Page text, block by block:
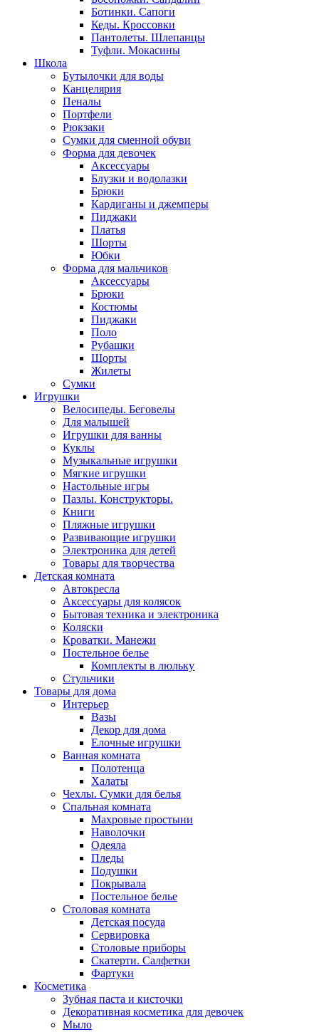
Ботинки. Сапоги
Кеды. Кроссовки
Пантолеты. Шлепанцы
Туфли. Мокасины
Школа
Бутылочки для воды
Канцелярия
Пеналы
Портфели
Рюкзаки
Сумки для сменной обуви
Форма для девочек
Аксессуары
Блузки и водолазки
Брюки
Кардиганы и джемперы
Пиджаки
Платья
Шорты
Юбки
Форма для мальчиков
Аксессуары
Брюки
Костюмы
Пиджаки
Поло
Рубашки
Шорты
Жилеты
Сумки
Игрушки
Велосипеды. Беговелы
Для малышей
Игрушки для ванны
Куклы
Музыкальные игрушки
Мягкие игрушки
Настольные игры
Пазлы. Конструкторы.
Книги
Пляжные игрушки
Развивающие игрушки
Электроника для детей
Товары для творчества
Детская комната
Автокресла
Аксессуары для колясок
Бытовая техника и электроника
Коляски
Кроватки. Манежи
Постельное белье
Комплекты в люльку
Стульчики
Товары для дома
Интерьер
Вазы
Декор для дома
Елочные игрушки
Ванная комната
Полотенца
Халаты
Чехлы. Сумки для белья
Спальная комната
Махровые простыни
Наволочки
Одеяла
Пледы
Подушки
Покрывала
Постельное белье
Столовая комната
Детская посуда
Сервировка
Столовые приборы
Скатерти. Салфетки
Фартуки
Косметика
Зубная паста и кисточки
Декоративная косметика для девочек
Мыло